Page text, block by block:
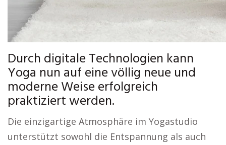
Durch digitale Technologien kann
Yoga nun auf eine völlig neue und
moderne Weise erfolgreich
praktiziert werden.
Die einzigartige Atmosphäre im Yogastudio
unterstützt sowohl die Entspannung als auch